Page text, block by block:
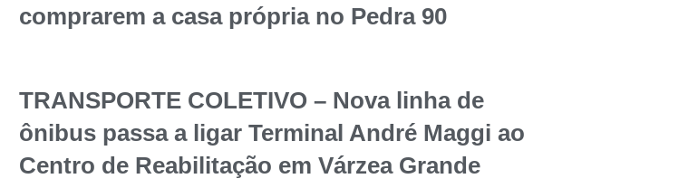
comprarem a casa própria no Pedra 90
TRANSPORTE COLETIVO – Nova linha de
ônibus passa a ligar Terminal André Maggi ao
Centro de Reabilitação em Várzea Grande